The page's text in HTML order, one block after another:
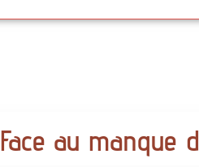
Face au manque